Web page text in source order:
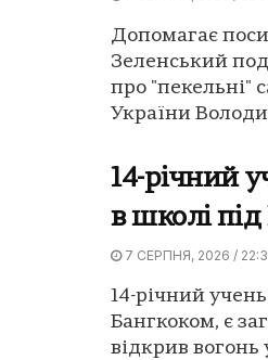
Допомагає
Зеленський
про "пекельні"
України
14-річний
в школі під
7 СЕРПНЯ, 2026 /
14-річний
Бангкоком, є
відкрив вогонь